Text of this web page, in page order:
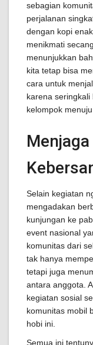
sebagian
perjalanan
dengan kopi
menikmati
menunjukkan
kita tetap bisa
cara untuk
karena
kelompok
Selain kegiatan
mengadakan
kunjungan ke
event nasional
komunitas dari
tak hanya
tetapi juga
antara anggota.
kegiatan sosial
komunitas mobil
hobi ini.
Semua ini